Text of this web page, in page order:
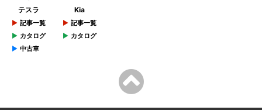
テスラ
記事一覧
カタログ
中古車
Kia
記事一覧
カタログ